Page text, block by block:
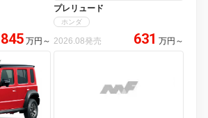
845 万円 ～
プレリュード
ホンダ
2026.08発売 631 万円 ～